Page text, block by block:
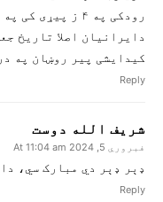
رودکی په ۴ ز پیړی کی په دری ژبه یی شعر ویلی.
دایرانیان اصلا تاریخ
کیدایشی پیر روښان په
Reply
شریف الله دوست
فبروري 5, 2024 At 11:04 am
ډېر ډېر دي مبارک سي،
Reply